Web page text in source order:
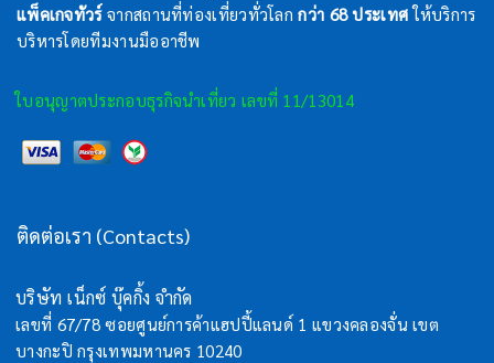
แพ็คเกจทัวร์จากสถานที่ท่องเที่ยวทั่วโลกกว่า 68 ประเทศให้บริการ
บริหารโดยทีมงานมืออาชีพ
ใบอนุญาตประกอบธุรกิจนำเที่ยว เลขที่ 11/13014
ติดต่อเรา (Contacts)
บริษัท เน็กซ์ บุ๊คกิ้ง จำกัด
เลขที่ 67/78 ซอยศูนย์การค้าแฮปปี้แลนด์ 1 แขวงคลองจั่น เขต
บางกะปิ กรุงเทพมหานคร 10240